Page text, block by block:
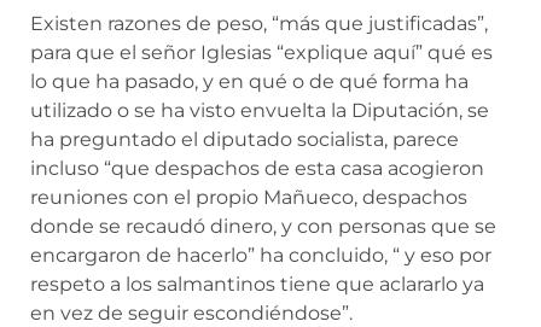
Existen razones de peso, “más que justificadas”,
para que el señor Iglesias “explique aquí” qué es
lo que ha pasado, y en qué o de qué forma ha
utilizado o se ha visto envuelta la Diputación, se
ha preguntado el diputado socialista, parece
incluso “que despachos de esta casa acogieron
reuniones con el propio Mañueco, despachos
donde se recaudó dinero, y con personas que se
encargaron de hacerlo” ha concluido, “ y eso por
respeto a los salmantinos tiene que aclararlo ya
en vez de seguir escondiéndose”.